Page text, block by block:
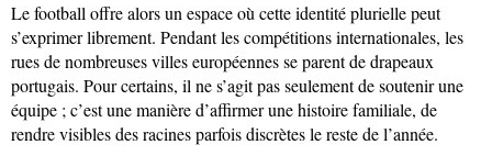
Le football offre alors un espace où cette identité plurielle peut
s’exprimer librement. Pendant les compétitions internationales, les
rues de nombreuses villes européennes se parent de drapeaux
portugais. Pour certains, il ne s’agit pas seulement de soutenir une
équipe ; c’est une manière d’affirmer une histoire familiale, de
rendre visibles des racines parfois discrètes le reste de l’année.